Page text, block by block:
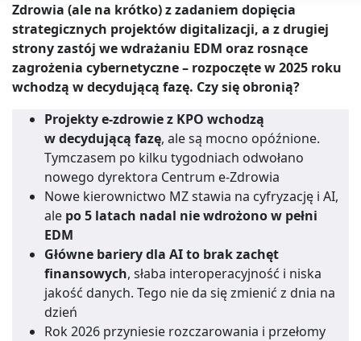
Zdrowia (ale na krótko) z zadaniem dopięcia
strategicznych projektów digitalizacji, a z drugiej
strony zastój we wdrażaniu EDM oraz rosnące
zagrożenia cybernetyczne – rozpoczęte w 2025 roku
wchodzą w decydującą fazę. Czy się obronią?
Projekty e-zdrowie z KPO wchodzą
w decydującą fazę, ale są mocno opóźnione.
Tymczasem po kilku tygodniach odwołano
nowego dyrektora Centrum e-Zdrowia
Nowe kierownictwo MZ stawia na cyfryzację i AI,
ale po 5 latach nadal nie wdrożono w pełni
EDM
Główne bariery dla AI to brak zachęt
finansowych, słaba interoperacyjność i niska
jakość danych. Tego nie da się zmienić z dnia na
dzień
Rok 2026 przyniesie rozczarowania i przełomy
Pamiętaj, że wyrażenie zgody jest dobrowolne, a wyrażoną zgodę
możesz w każdej chwili cofnąć, możesz też wycofać zgodę na
przetwarzanie Twoich danych tylko w niektórych celach. Jeżeli
chcesz dowiedzieć się więcej lub chcesz przeprowadzić konfigurację
szczegółową - możesz tego dokonać za pomocą „Ustawień
zaawansowanych”.
Więcej informacji na temat wykorzystywania narzędzi zewnętrznych
na naszych stronach znajdziesz w
Polityce cookies .